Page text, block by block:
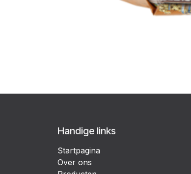
Handige links
Startpagina
Over ons